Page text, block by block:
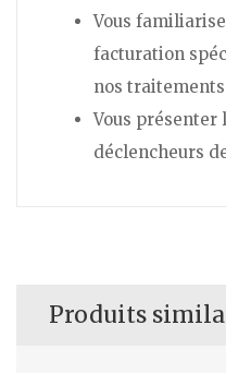
Vous
facturation
nos traitements
Vous présenter
déclencheurs
Produits